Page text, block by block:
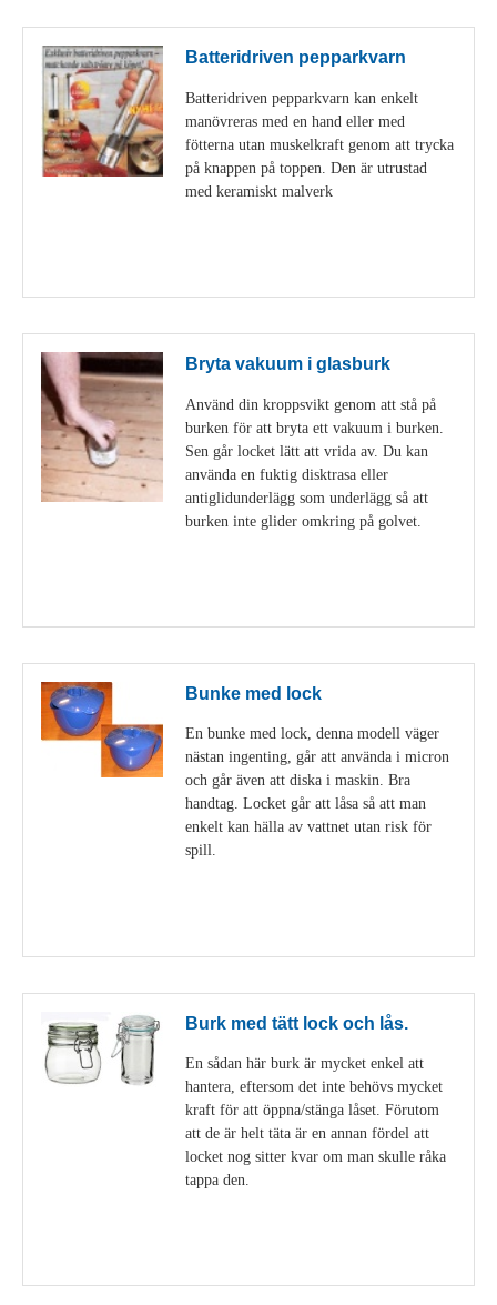
Batteridriven pepparkvarn
Batteridriven pepparkvarn kan enkelt
manövreras med en hand eller med
fötterna utan muskelkraft genom att trycka
på knappen på toppen. Den är utrustad
med keramiskt malverk
Bryta vakuum i glasburk
Använd din kroppsvikt genom att stå på
burken för att bryta ett vakuum i burken.
Sen går locket lätt att vrida av. Du kan
använda en fuktig disktrasa eller
antiglidunderlägg som underlägg så att
burken inte glider omkring på golvet.
Bunke med lock
En bunke med lock, denna modell väger
nästan ingenting, går att använda i micron
och går även att diska i maskin. Bra
handtag. Locket går att låsa så att man
enkelt kan hälla av vattnet utan risk för
spill.
Burk med tätt lock och lås.
En sådan här burk är mycket enkel att
hantera, eftersom det inte behövs mycket
kraft för att öppna/stänga låset. Förutom
att de är helt täta är en annan fördel att
locket nog sitter kvar om man skulle råka
tappa den.